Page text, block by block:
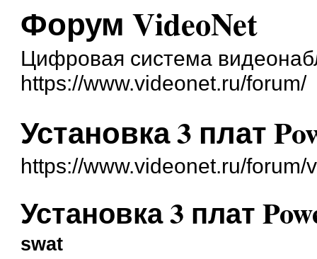
Форум VideoNet
Цифровая система
https://www.videonet.ru/forum/
Установка 3 плат
https://www.videonet.ru/
Установка 3 плат
swat